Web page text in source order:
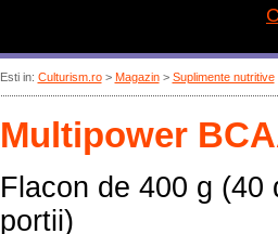
Esti in: Culturism.ro> Magazin> Suplimente nutritive
Multipower
Flacon de 400 g (40
portii)